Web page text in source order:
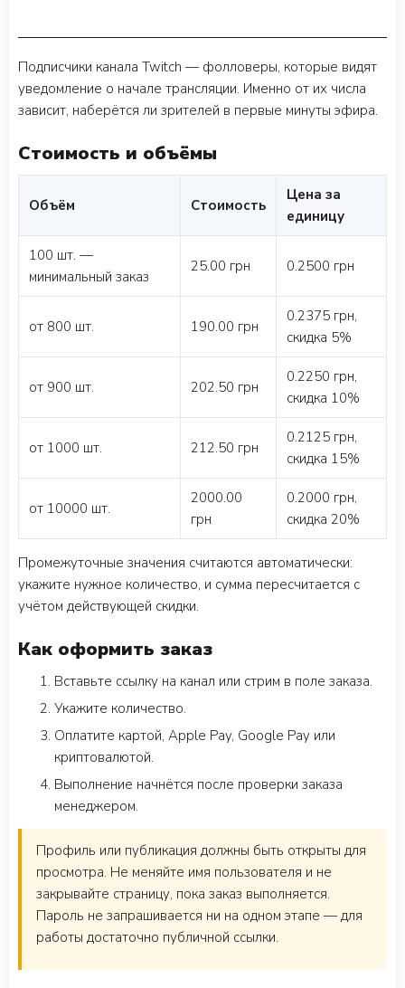
Подписчики канала Twitch — фолловеры, которые видят
уведомление о начале трансляции. Именно от их числа
зависит, наберётся ли зрителей в первые минуты эфира.
Стоимость и объёмы
Объём Стоимость
Цена за
единицу
100 шт. —
минимальный заказ
25.00 грн 0.2500 грн
от 800 шт. 190.00 грн
0.2375 грн,
скидка 5%
от 900 шт. 202.50 грн
0.2250 грн,
скидка 10%
от 1000 шт. 212.50 грн
0.2125 грн,
скидка 15%
от 10000 шт.
2000.00
грн
0.2000 грн,
скидка 20%
Промежуточные значения считаются автоматически:
укажите нужное количество, и сумма пересчитается с
учётом действующей скидки.
Как оформить заказ
Вставьте ссылку на канал или стрим в поле заказа.
Укажите количество.
Оплатите картой, Apple Pay, Google Pay или
криптовалютой.
Выполнение начнётся после проверки заказа
менеджером.
Профиль или публикация должны быть открыты для
просмотра. Не меняйте имя пользователя и не
закрывайте страницу, пока заказ выполняется.
Пароль не запрашивается ни на одном этапе — для
работы достаточно публичной ссылки.